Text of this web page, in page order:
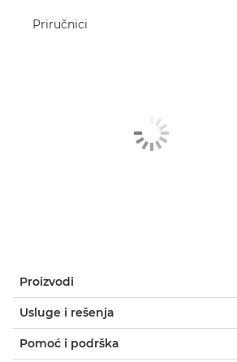
Priručnici
Proizvodi
Usluge i rešenja
Pomoć i podrška